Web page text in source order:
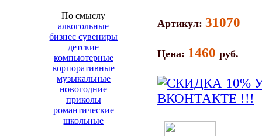
По смыслу
алкогольные
бизнес сувениры
детские
компьютерные
корпоративные
музыкальные
новогодние
приколы
романтические
школьные
Артикул: 31070
Цена: 1460 руб.